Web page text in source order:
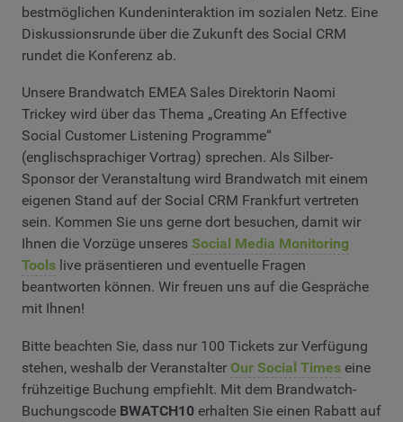
bestmöglichen Kundeninteraktion im sozialen Netz. Eine
Diskussionsrunde über die Zukunft des Social CRM
rundet die Konferenz ab.
Unsere Brandwatch EMEA Sales Direktorin Naomi
Trickey wird über das Thema „Creating An Effective
Social Customer Listening Programme“
(englischsprachiger Vortrag) sprechen. Als Silber-
Sponsor der Veranstaltung wird Brandwatch mit einem
eigenen Stand auf der Social CRM Frankfurt vertreten
sein. Kommen Sie uns gerne dort besuchen, damit wir
Ihnen die Vorzüge unseres Social Media Monitoring
Tools live präsentieren und eventuelle Fragen
beantworten können. Wir freuen uns auf die Gespräche
mit Ihnen!
Bitte beachten Sie, dass nur 100 Tickets zur Verfügung
stehen, weshalb der Veranstalter Our Social Times eine
frühzeitige Buchung empfiehlt. Mit dem Brandwatch-
Buchungscode BWATCH10 erhalten Sie einen Rabatt auf